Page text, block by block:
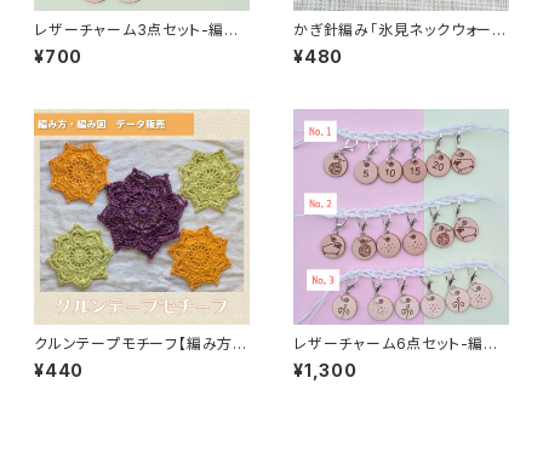
レザーチャーム3点セット-編み
物用ステッチマーカー
¥700
かぎ針編み「氷見ネックウォーマ
ー」編み方と編み図
¥480
クルンテープモチーフ【編み方・
編み図データ販売】
¥440
レザーチャーム6点セット-編み
物用ステッチマーカー
¥1,300